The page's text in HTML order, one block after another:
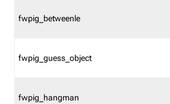
fwpig_betweenle
fwpig_guess_object
fwpig_hangman